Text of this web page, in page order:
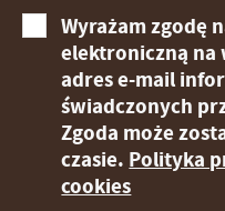
Wyrażam zgodę
elektroniczną na
adres e-mail
świadczonych
Zgoda może
czasie. Polityka
cookies